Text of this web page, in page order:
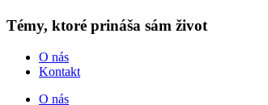
Témy, ktoré prináša sám život
O nás
Kontakt
O nás